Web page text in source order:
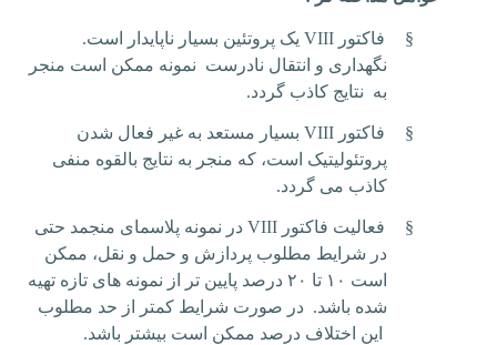
§ فاکتورVIII یک پروتئین بسیار ناپایدار است.
نگهداری و انتقال نادرست نمونه ممکن است منجر
به نتایج کاذب گردد.
§ فاکتورVIII بسیار مستعد به غیر فعال شدن
پروتئولیتیک است، که منجر به نتایج بالقوه منفی
کاذب می گردد.
§ فعالیت فاکتورVIII در نمونه پلاسمای منجمد حتی
در شرایط مطلوب پردازش و حمل و نقل، ممکن
است ۱۰ تا ۲۰ درصد پایین تر از نمونه های تازه تهیه
شده باشد. در صورت شرایط کمتر از حد مطلوب
این اختلاف درصد ممکن است بیشتر باشد.